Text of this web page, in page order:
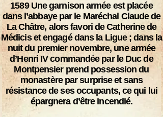
1589Une garnison armée est placée
dans l’abbaye par le Maréchal Claude de
La Châtre, alors favori de Catherine de
Médicis et engagé dans la Ligue ; dans la
nuit du premier novembre, une armée
d’Henri IV commandée par le Duc de
Montpensier prend possession du
monastère par surprise et sans
résistance de ses occupants, ce qui lui
épargnera d’être incendié.